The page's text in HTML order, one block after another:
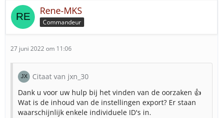
Rene-MKS
Commandeur
27 juni 2022 om 11:06
Citaat van jxn_30
Dank u voor uw hulp bij het vinden van de oorzaken 👍
Wat is de inhoud van de instellingen export? Er staan
waarschijnlijk enkele individuele ID's in.